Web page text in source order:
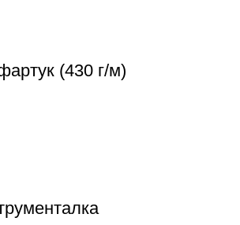
(430 г/м)